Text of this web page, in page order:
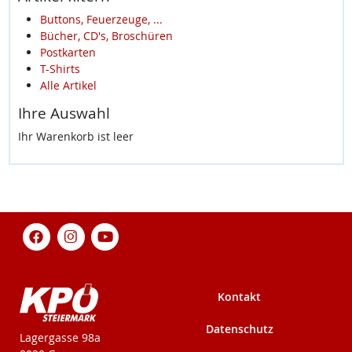
Buttons, Feuerzeuge, ...
Bücher, CD's, Broschüren
Postkarten
T-Shirts
Alle Artikel
Ihre Auswahl
Ihr Warenkorb ist leer
KPÖ-Steiermark
Lagergasse 98a
Kontakt
Datenschutz